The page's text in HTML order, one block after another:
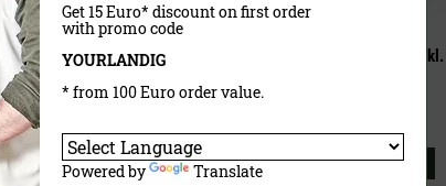
ab16,50 €
inklusive MwSt.exkl.Versandkosten
Jetzt kaufen
exkl.
Jetzt kaufen
Get 15 Euro* discount on first order
with promo code
YOURLANDIG
* from 100 Euro order value.
Powered by Translate